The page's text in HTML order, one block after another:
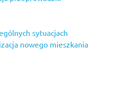
sytuacjach
nowego mieszkania